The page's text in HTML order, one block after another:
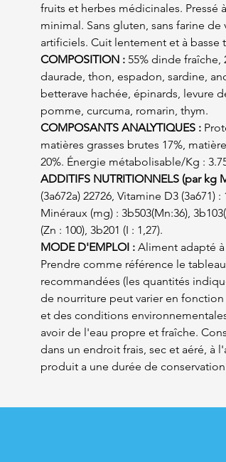
fruits et herbes médicinales.
minimal. Sans gluten, sans farine
artificiels. Cuit lentement et à basse
COMPOSITION : 55% dinde fraîche,
daurade, thon, espadon, sardine,
betterave hachée, épinards, levure
pomme, curcuma, romarin, thym.
COMPOSANTS ANALYTIQUES :
matières grasses brutes 17%,
20%. Énergie métabolisable/Kg :
ADDITIFS NUTRITIONNELS (par kg
(3a672a) 22726, Vitamine D3 (3a671)
Minéraux (mg) : 3b503(Mn:36),
(Zn : 100), 3b201 (I : 1,27).
MODE D'EMPLOI : Aliment adapté
Prendre comme référence le
recommandées (les quantités
de nourriture peut varier en
et des conditions
avoir de l'eau propre et fraîche.
dans un endroit frais, sec et aéré, à
produit a une durée de